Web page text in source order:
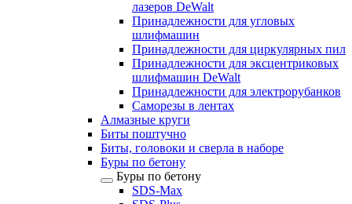
лазеров DeWalt
Принадлежности для угловых
шлифмашин
Принадлежности для циркулярных пил
Принадлежности для эксцентриковых
шлифмашин DeWalt
Принадлежности для электрорубанков
Саморезы в лентах
Алмазные круги
Биты поштучно
Биты, головоки и сверла в наборе
Буры по бетону
Буры по бетону
SDS-Max